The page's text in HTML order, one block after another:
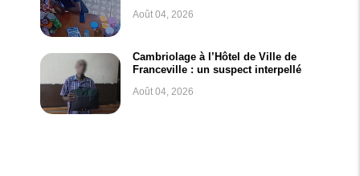
Août 04, 2026
Cambriolage à l’Hôtel de Ville de
Franceville : un suspect interpellé
Août 04, 2026